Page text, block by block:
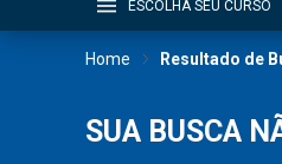
ESCOLHA SEU CURSO
Home Resultado de
SUA BUSCA